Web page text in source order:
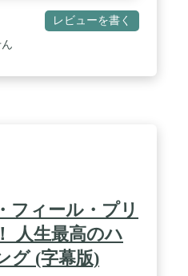
レビューを書く
フィール・プリ
人生最高のハ
グ (字幕版)